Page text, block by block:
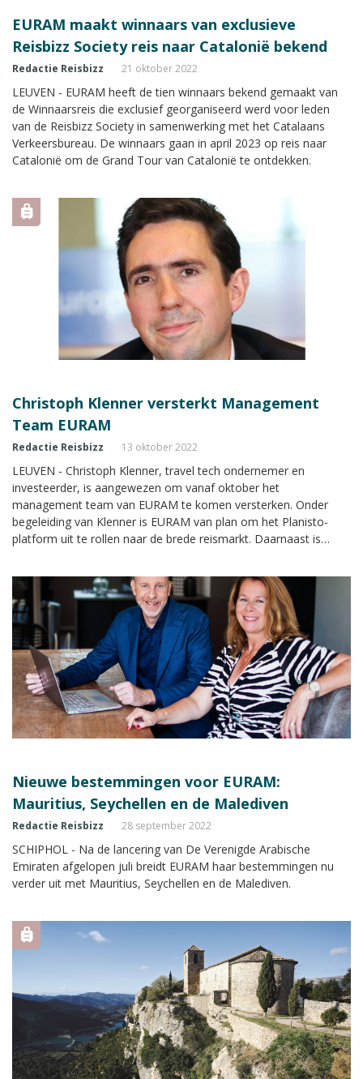
EURAM maakt winnaars van exclusieve
Reisbizz Society reis naar Catalonië bekend
Redactie Reisbizz 21 oktober 2022
LEUVEN - EURAM heeft de tien winnaars bekend gemaakt van
de Winnaarsreis die exclusief georganiseerd werd voor leden
van de Reisbizz Society in samenwerking met het Catalaans
Verkeersbureau. De winnaars gaan in april 2023 op reis naar
Catalonië om de Grand Tour van Catalonië te ontdekken.
Christoph Klenner versterkt Management
Team EURAM
Redactie Reisbizz 13 oktober 2022
LEUVEN - Christoph Klenner, travel tech ondernemer en
investeerder, is aangewezen om vanaf oktober het
management team van EURAM te komen versterken. Onder
begeleiding van Klenner is EURAM van plan om het Planisto-
platform uit te rollen naar de brede reismarkt. Daarnaast is
platform nu breed te schalen en vermarkten.
Nieuwe bestemmingen voor EURAM:
Mauritius, Seychellen en de Malediven
Redactie Reisbizz 28 september 2022
SCHIPHOL - Na de lancering van De Verenigde Arabische
Emiraten afgelopen juli breidt EURAM haar bestemmingen nu
verder uit met Mauritius, Seychellen en de Malediven.